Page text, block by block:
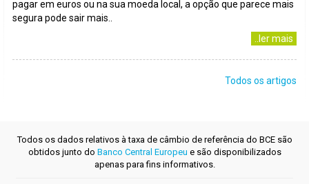
pagar em euros ou na sua moeda local, a opção que parece mais
segura pode sair mais..
..ler mais
Todos os artigos
Todos os dados relativos à taxa de câmbio de referência do BCE são
obtidos junto do Banco Central Europeu e são disponibilizados
apenas para fins informativos.